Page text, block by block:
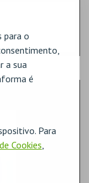
para o
a sua
é
Para
Cookies,